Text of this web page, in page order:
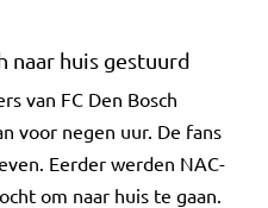
naar huis gestuurd
van FC Den Bosch
voor negen uur. De fans
Eerder werden NAC-
om naar huis te gaan.